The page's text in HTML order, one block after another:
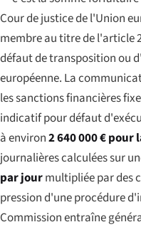
Cour de justice de l'Union
membre au titre de l'article
défaut de transposition ou
européenne. La
les sanctions financières
indicatif pour défaut
à environ2 640 000 € pour
journalières calculées sur
par jourmultipliée par des
pression d'une procédure
Commission entraîne